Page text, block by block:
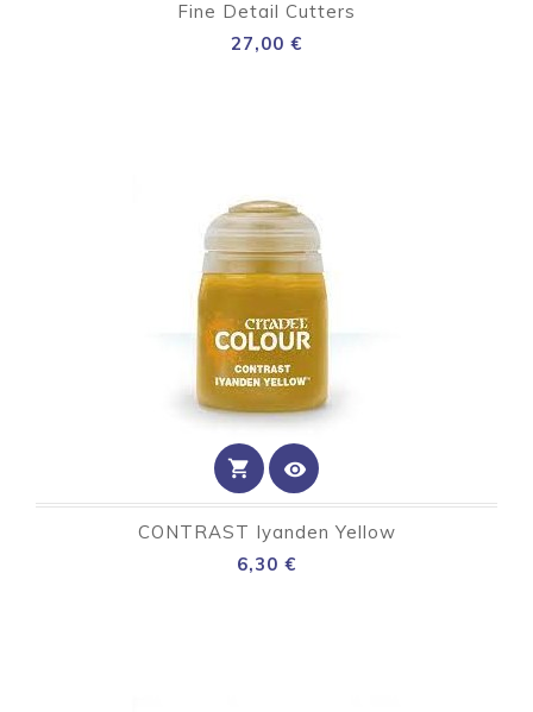
Fine Detail Cutters
27,00 €
shopping_cart visibility
CONTRAST Iyanden Yellow
6,30 €